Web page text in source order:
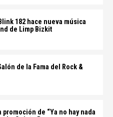
182 hace nueva música
de Limp Bizkit
de la Fama del Rock &
de “Ya no hay nada